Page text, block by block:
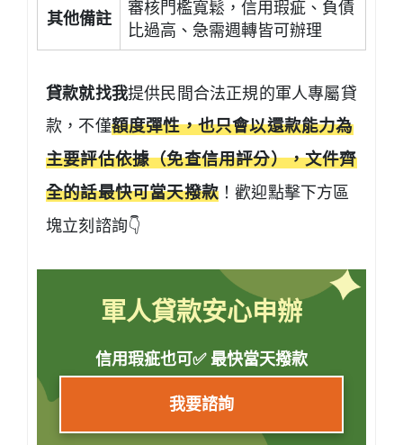
其他備註
審核門檻寬鬆，信用瑕疵、負債
比過高、急需週轉皆可辦理
貸款就找我提供民間合法正規的軍人專屬貸
款，不僅額度彈性，也只會以還款能力為
主要評估依據（免查信用評分），文件齊
全的話最快可當天撥款 ！歡迎點擊下方區
塊立刻諮詢👇
軍人貸款安心申辦
信用瑕疵也可✅ 最快當天撥款
我要諮詢